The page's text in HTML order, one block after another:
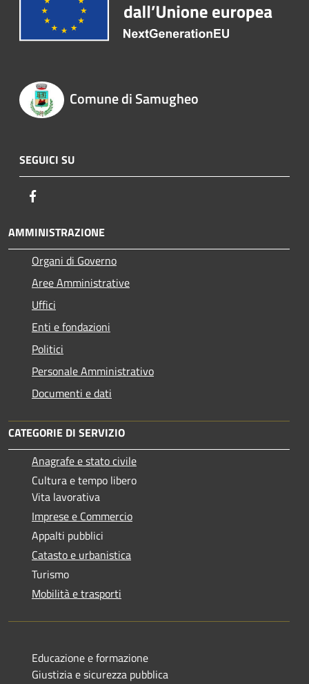
Comune di Samugheo
SEGUICI SU
AMMINISTRAZIONE
Organi di Governo
Aree Amministrative
Uffici
Enti e fondazioni
Politici
Personale Amministrativo
Documenti e dati
CATEGORIE DI SERVIZIO
Anagrafe e stato civile
Cultura e tempo libero
Vita lavorativa
Imprese e Commercio
Appalti pubblici
Catasto e urbanistica
Turismo
Mobilità e trasporti
Educazione e formazione
Giustizia e sicurezza pubblica